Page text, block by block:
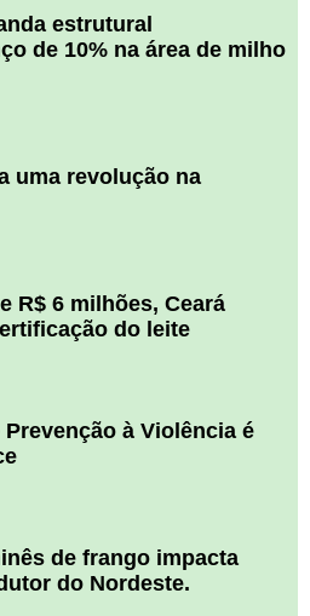
estrutural
de 10% na área de milho
uma revolução na
R$ 6 milhões, Ceará
do leite
à Violência é
de frango impacta
do Nordeste.